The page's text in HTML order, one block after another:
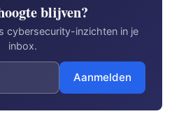
blijven?
cybersecurity-inzichten in je
inbox.
Aanmelden